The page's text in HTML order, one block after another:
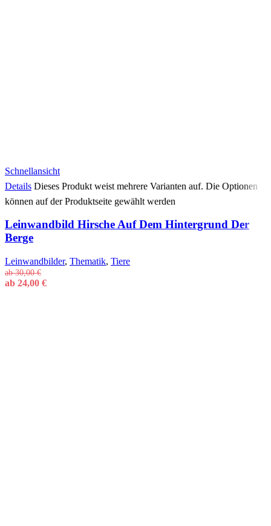
Schnellansicht
Details Dieses Produkt weist mehrere Varianten auf. Die Optionen
können auf der Produktseite gewählt werden
Leinwandbild Hirsche Auf Dem Hintergrund Der
Berge
Leinwandbilder, Thematik, Tiere
ab30,00€
ab 24,00 €